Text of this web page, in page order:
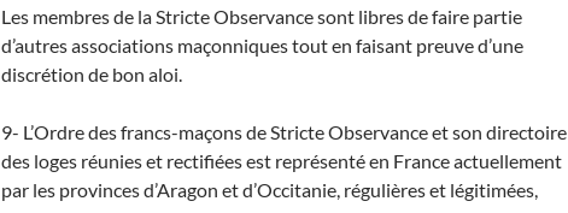
Les membres de la Stricte Observance sont libres de faire partie
d’autres associations maçonniques tout en faisant preuve d’une
discrétion de bon aloi.
9- L’Ordre des francs-maçons de Stricte Observance et son directoire
des loges réunies et rectifiées est représenté en France actuellement
par les provinces d’Aragon et d’Occitanie, régulières et légitimées,